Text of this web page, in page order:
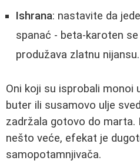
Ishrana: nastavite da
spanać - beta-karoten
produžava zlatnu nijansu.
Oni koji su isprobali monoi
buter ili susamovo ulje
zadržala gotovo do marta.
nešto veće, efekat je
samopotamnjivača.